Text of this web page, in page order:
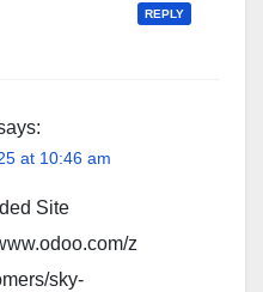
REPLY
at 10:46 am
Site
z
sky-